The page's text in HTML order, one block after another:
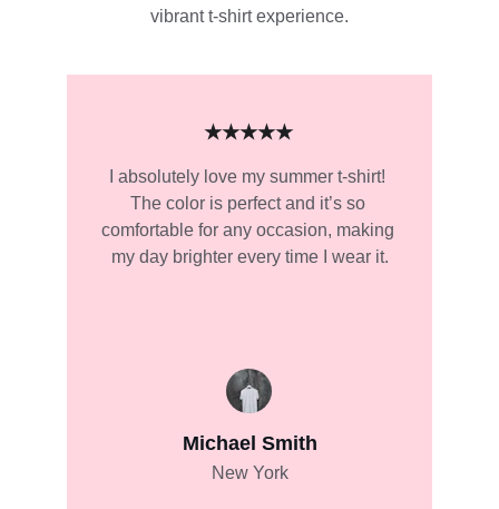
vibrant t-shirt experience.
I absolutely love my summer t-shirt!
The color is perfect and it’s so
comfortable for any occasion, making
my day brighter every time I wear it.
Michael Smith
New York
★★★★★